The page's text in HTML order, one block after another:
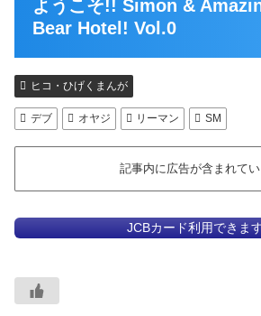
ようこそ!! Simon &
Bear Hotel! Vol.0
ヒコ・ひげくまんが
デブ オヤジ リーマン SM
記事内に広告が含まれて
JCBカード利用できま